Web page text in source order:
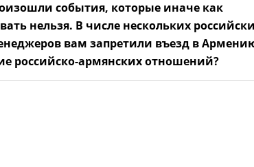
события, которые иначе как
нельзя. В числе нескольких
вам запретили въезд в
российско-армянских отношений?